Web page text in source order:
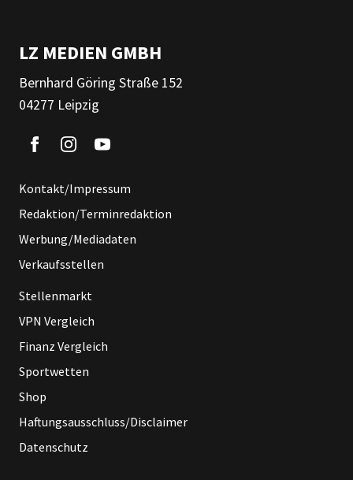
LZ MEDIEN GMBH
Bernhard Göring Straße 152
04277 Leipzig
Kontakt/Impressum
Redaktion/Terminredaktion
Werbung/Mediadaten
Verkaufsstellen
Stellenmarkt
VPN Vergleich
Finanz Vergleich
Sportwetten
Shop
Haftungsausschluss/Disclaimer
Datenschutz